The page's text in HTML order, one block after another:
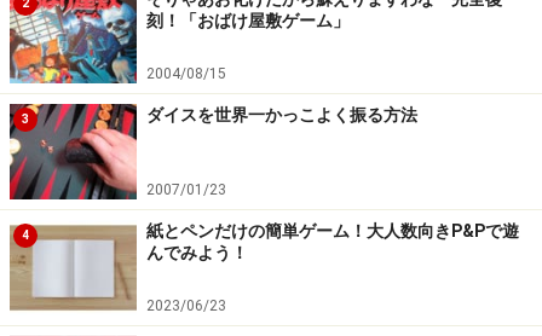
2
刻！「おばけ屋敷ゲーム」
2004/08/15
3 ダイスを世界一かっこよく振る方法
2007/01/23
4
紙とペンだけの簡単ゲーム！大人数向きP&Pで遊
んでみよう！
2023/06/23